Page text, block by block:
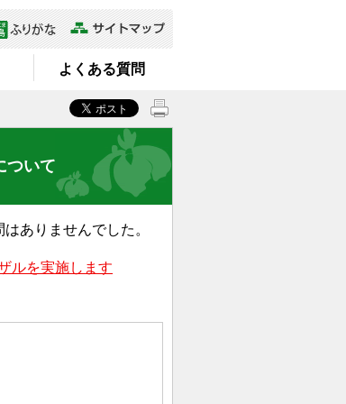
よくある質問
ついて
はありませんでした 。
ルを実施します